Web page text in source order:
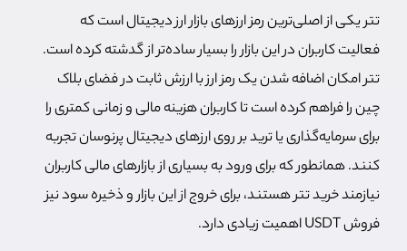
تتر یکی از اصلی‌ترین رمز ارزهای بازار ارز دیجیتال است که
فعالیت کاربران در این بازار را بسیار ساده‌تر از گدشته کرده است.
تتر امکان اضافه شدن یک رمز ارز با ارزش ثابت در فضای بلاک
چین را فراهم کرده است تا کاربران هزینه مالی و زمانی کمتری را
برای سرمایه‌گذاری یا ترید بر روی ارزهای دیجیتال پرنوسان تجربه
کنند. همانطور که برای ورود به بسیاری از بازارهای مالی کاربران
نیازمند خرید تتر هستند، برای خروج از این بازار و ذخیره سود نیز
فروش USDT اهمیت زیادی دارد.